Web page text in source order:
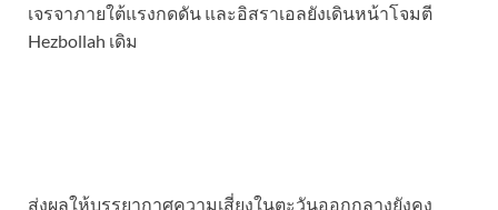
เจรจาภายใต้แรงกดดัน และอิสราเอลยังเดินหน้าโจมตี
Hezbollah เดิม
ส่งผลให้บรรยากาศความเสี่ยงในตะวันออกกลางยังคง